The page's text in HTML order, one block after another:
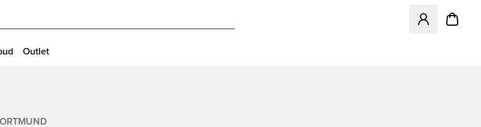
Åpner en
Outlet